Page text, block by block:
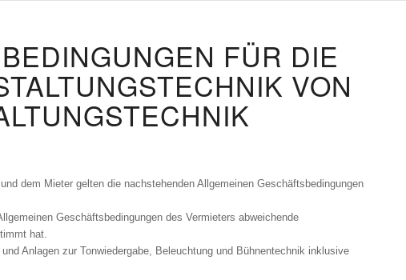
FÜR DIE
VON
dem Mieter gelten die nachstehenden Allgemeinen Geschäftsbedingungen
Geschäftsbedingungen des Vermieters abweichende
hat.
Anlagen zur Tonwiedergabe, Beleuchtung und Bühnentechnik inklusive